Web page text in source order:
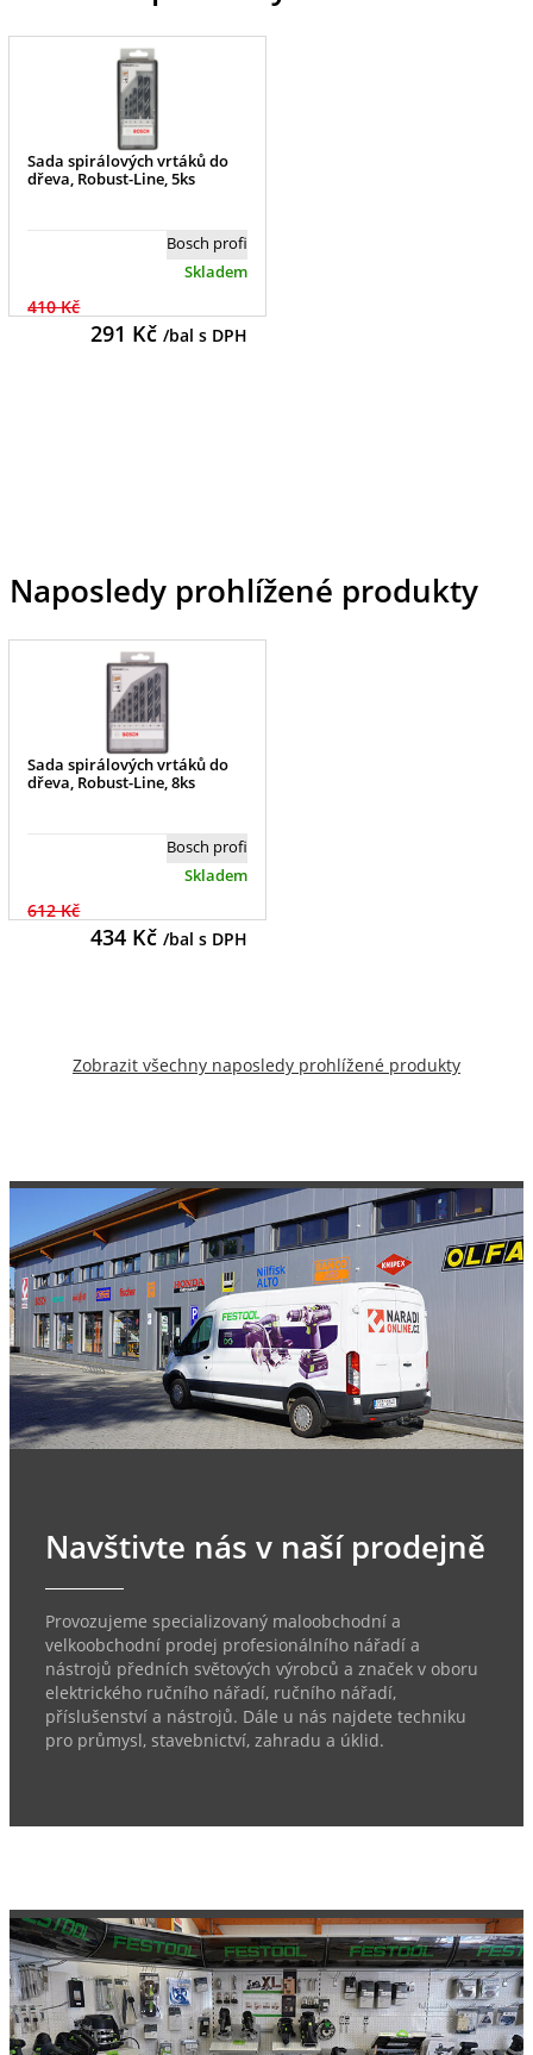
Sada spirálových vrtáků do
dřeva, Robust-Line, 5ks
Bosch profi
Skladem
410 Kč
291 Kč /bal s DPH
Naposledy prohlížené produkty
Sada spirálových vrtáků do
dřeva, Robust-Line, 8ks
Bosch profi
Skladem
612 Kč
434Kč /bal s DPH
Zobrazit všechny naposledy prohlížené produkty
Navštivte nás v naší prodejně
Provozujeme specializovaný maloobchodní a
velkoobchodní prodej profesionálního nářadí a
nástrojů předních světových výrobců a značek v oboru
elektrického ručního nářadí, ručního nářadí,
příslušenství a nástrojů. Dále u nás najdete techniku
pro průmysl, stavebnictví, zahradu a úklid.